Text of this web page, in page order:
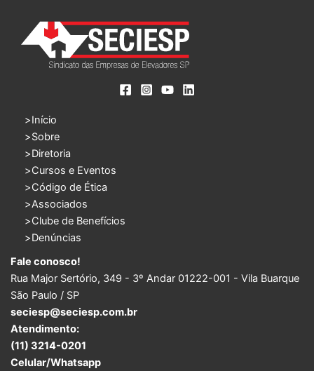
Início
Sobre
Diretoria
Cursos e Eventos
Código de Ética
Associados
Clube de Benefícios
Denúncias
Fale conosco!
Rua Major Sertório, 349 - 3º Andar 01222-001 - Vila Buarque
São Paulo / SP
seciesp@seciesp.com.br
Atendimento:
(11) 3214-0201
Celular/Whatsapp